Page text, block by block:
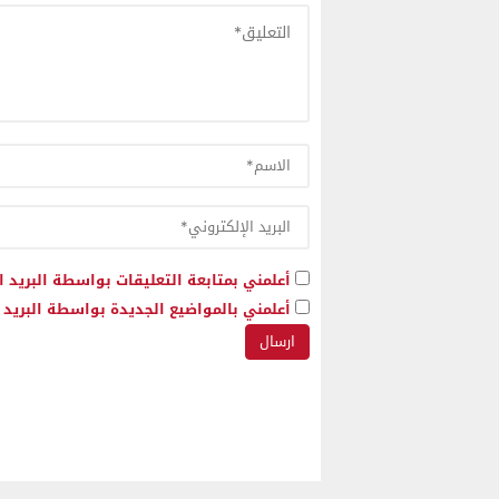
أعلمني بمتابعة التعليقات بواسطة البريد
أعلمني بالمواضيع الجديدة بواسطة البريد